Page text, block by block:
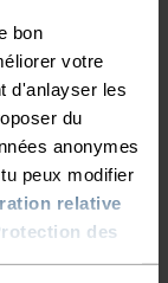
bon
votre
d'anlayser les
du
anonymes
peux modifier
relative
des
€